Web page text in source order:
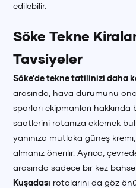
edilebilir.
Söke Tekne
Tavsiyeler
Söke’de tekne tatilinizi daha
arasında, hava durumunu
sporları ekipmanları
saatlerini rotanıza eklemek
yanınıza mutlaka güneş
almanız önerilir. Ayrıca,
arasında sadece bir kez
Kuşadası rotalarını da göz